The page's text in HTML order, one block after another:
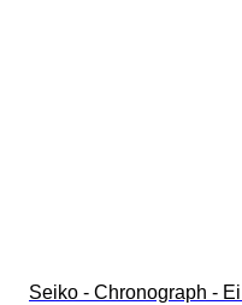
Seiko - Chronograph - Ei